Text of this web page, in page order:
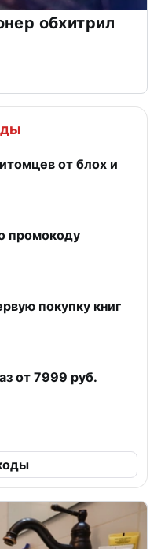
обхитрил
от блох и
промокоду
покупку книг
от 7999 руб.